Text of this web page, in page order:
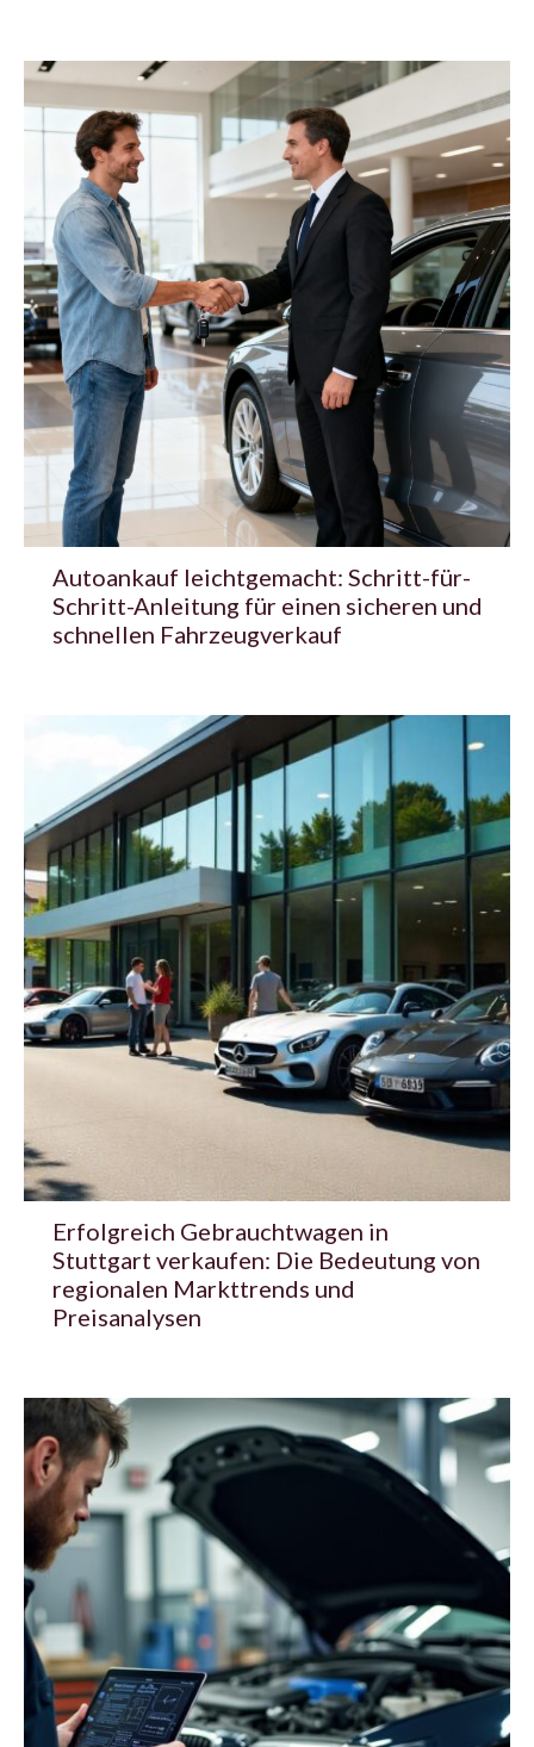
Autoankauf leichtgemacht: Schritt-für-
Schritt-Anleitung für einen sicheren und
schnellen Fahrzeugverkauf
Erfolgreich Gebrauchtwagen in
Stuttgart verkaufen: Die Bedeutung von
regionalen Markttrends und
Preisanalysen